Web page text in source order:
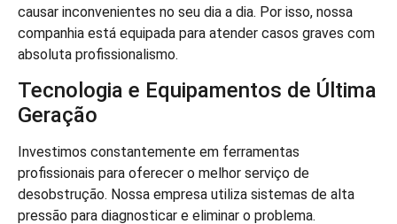
causar inconvenientes no seu dia a dia. Por isso, nossa
companhia está equipada para atender casos graves com
absoluta profissionalismo.
Tecnologia e Equipamentos de Última
Geração
Investimos constantemente em ferramentas
profissionais para oferecer o melhor serviço de
desobstrução. Nossa empresa utiliza sistemas de alta
pressão para diagnosticar e eliminar o problema.